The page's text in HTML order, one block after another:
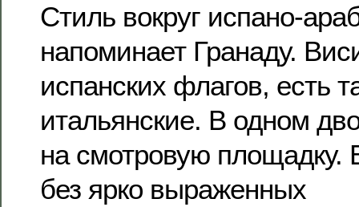
Стиль вокруг испано-
напоминает Гранаду.
испанских флагов, есть
итальянские. В одном
на смотровую площадку.
без ярко выраженных